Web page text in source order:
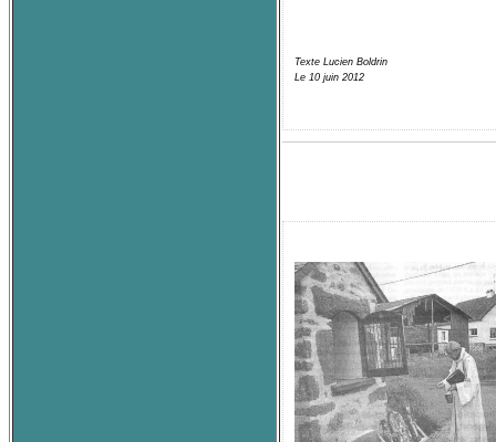
Texte Lucien Boldrin
Le 10 juin 2012